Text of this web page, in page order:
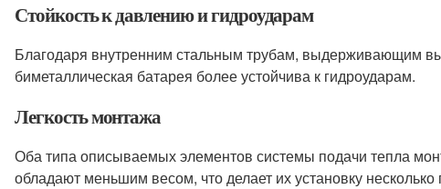
Стойкость к давлению и гидроударам
Благодаря внутренним стальным трубам, выдерживающим
биметаллическая батарея более устойчива к гидроударам.
Легкость монтажа
Оба типа описываемых элементов системы подачи тепла
обладают меньшим весом, что делает их установку